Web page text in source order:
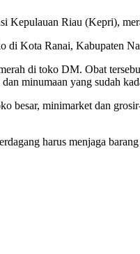
Riau (Kepri),
di Kota Ranai, Kabupaten
di toko DM. Obat
minumaan yang sudah
minimarket dan
harus menjaga